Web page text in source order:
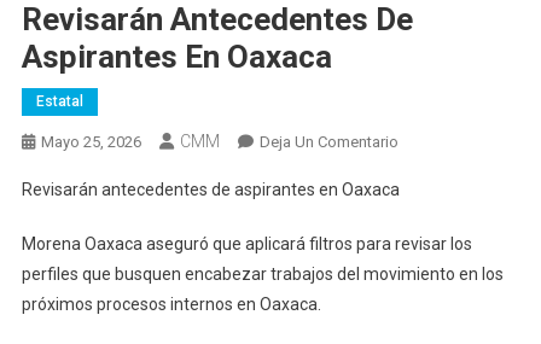
Revisarán Antecedentes De
Aspirantes En Oaxaca
Estatal
Mayo 25, 2026 CMM Deja Un ComentarioEn
Antecedentes
Aspirantes
En
Revisarán antecedentes de aspirantes en Oaxaca
Morena Oaxaca aseguró que aplicará filtros para revisar los
perfiles que busquen encabezar trabajos del movimiento en los
próximos procesos internos en Oaxaca.